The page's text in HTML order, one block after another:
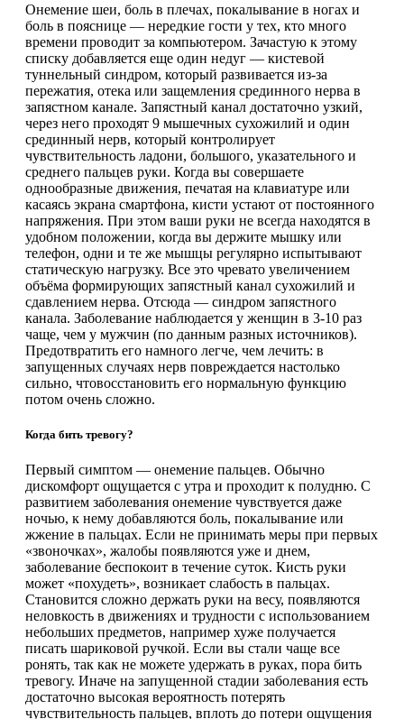
Онемение шеи, боль в плечах, покалывание в ногах и
боль в пояснице — нередкие гости у тех, кто много
времени проводит за компьютером. Зачастую к этому
списку добавляется еще один недуг — кистевой
туннельный синдром, который развивается из-за
пережатия, отека или защемления срединного нерва в
запястном канале. Запястный канал достаточно узкий,
через него проходят 9 мышечных сухожилий и один
срединный нерв, который контролирует
чувствительность ладони, большого, указательного и
среднего пальцев руки. Когда вы совершаете
однообразные движения, печатая на клавиатуре или
касаясь экрана смартфона, кисти устают от постоянного
напряжения. При этом ваши руки не всегда находятся в
удобном положении, когда вы держите мышку или
телефон, одни и те же мышцы регулярно испытывают
статическую нагрузку. Все это чревато увеличением
объёма формирующих запястный канал сухожилий и
сдавлением нерва. Отсюда — синдром запястного
канала. Заболевание наблюдается у женщин в 3-10 раз
чаще, чем у мужчин (по данным разных источников).
Предотвратить его намного легче, чем лечить: в
запущенных случаях нерв повреждается настолько
сильно, чтовосстановить его нормальную функцию
потом очень сложно.
Когда бить тревогу?
Первый симптом — онемение пальцев. Обычно
дискомфорт ощущается с утра и проходит к полудню. С
развитием заболевания онемение чувствуется даже
ночью, к нему добавляются боль, покалывание или
жжение в пальцах. Если не принимать меры при первых
«звоночках», жалобы появляются уже и днем,
заболевание беспокоит в течение суток. Кисть руки
может «похудеть», возникает слабость в пальцах.
Становится сложно держать руки на весу, появляются
неловкость в движениях и трудности с использованием
небольших предметов, например хуже получается
писать шариковой ручкой. Если вы стали чаще все
ронять, так как не можете удержать в руках, пора бить
тревогу. Иначе на запущенной стадии заболевания есть
достаточно высокая вероятность потерять
чувствительность пальцев, вплоть до потери ощущения